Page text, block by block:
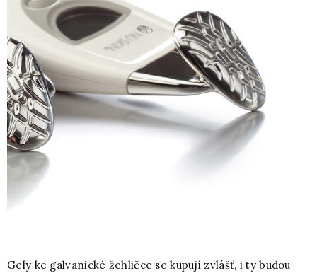
Gely ke galvanické žehličce se kupují zvlášť, i ty budou